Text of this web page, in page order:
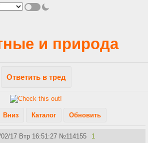
и природа
Ответить в тред
Вниз Каталог Обновить
17 Втр 16:51:27 №114155 1